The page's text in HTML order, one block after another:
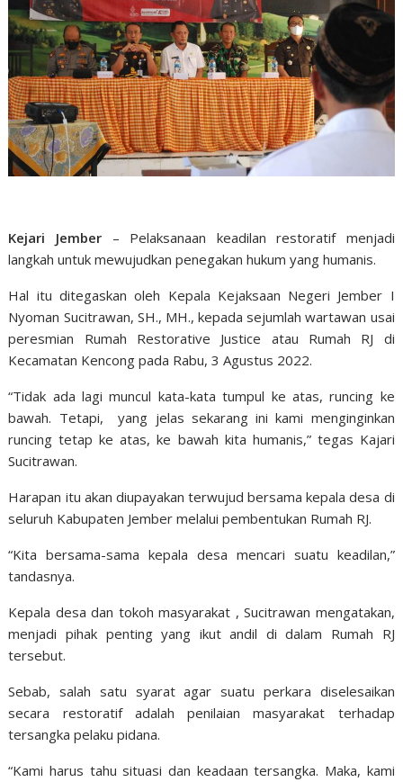
Kejari Jember – Pelaksanaan keadilan restoratif menjadi
langkah untuk mewujudkan penegakan hukum yang humanis.
Hal itu ditegaskan oleh Kepala Kejaksaan Negeri Jember I
Nyoman Sucitrawan, SH., MH., kepada sejumlah wartawan usai
peresmian Rumah Restorative Justice atau Rumah RJ di
Kecamatan Kencong pada Rabu, 3 Agustus 2022.
“Tidak ada lagi muncul kata-kata tumpul ke atas, runcing ke
bawah. Tetapi, yang jelas sekarang ini kami menginginkan
runcing tetap ke atas, ke bawah kita humanis,” tegas Kajari
Sucitrawan.
Harapan itu akan diupayakan terwujud bersama kepala desa di
seluruh Kabupaten Jember melalui pembentukan Rumah RJ.
“Kita bersama-sama kepala desa mencari suatu keadilan,”
tandasnya.
Kepala desa dan tokoh masyarakat , Sucitrawan mengatakan,
menjadi pihak penting yang ikut andil di dalam Rumah RJ
tersebut.
Sebab, salah satu syarat agar suatu perkara diselesaikan
secara restoratif adalah penilaian masyarakat terhadap
tersangka pelaku pidana.
“Kami harus tahu situasi dan keadaan tersangka. Maka, kami